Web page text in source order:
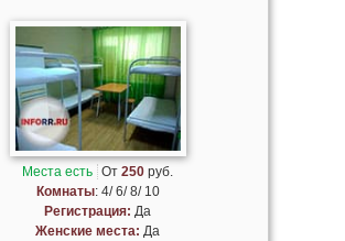
Места есть От250 руб.
Комнаты: 4/ 6/ 8/ 10
Регистрация: Да
Женские места: Да